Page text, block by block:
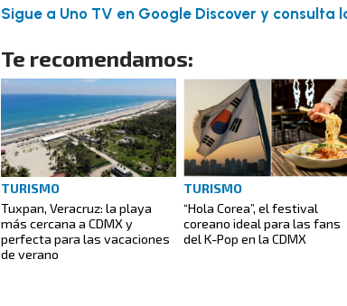
Sigue a Uno TV en Google Discover y consulta
Te recomendamos:
TURISMO
Tuxpan, Veracruz: la playa
más cercana a CDMX y
perfecta para las vacaciones
de verano
TURISMO
“Hola Corea”, el festival
coreano ideal para las fans
del K-Pop en la CDMX